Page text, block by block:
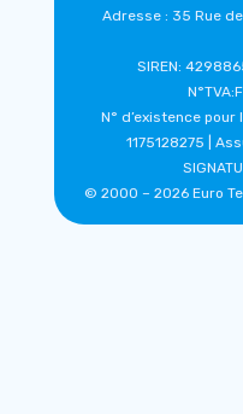
Adresse : 35 Rue
SIREN:
N° d’existence
1175128275 |
© 2000 – 2026 Euro